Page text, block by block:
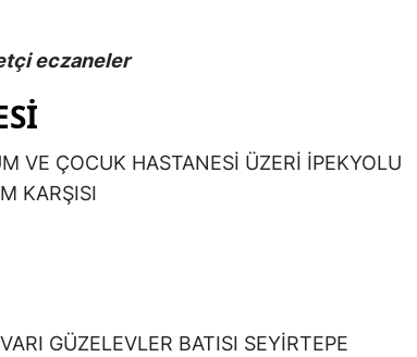
eczaneler
VE ÇOCUK HASTANESİ ÜZERİ İPEKYOLU
KARŞISI
GÜZELEVLER BATISI SEYİRTEPE